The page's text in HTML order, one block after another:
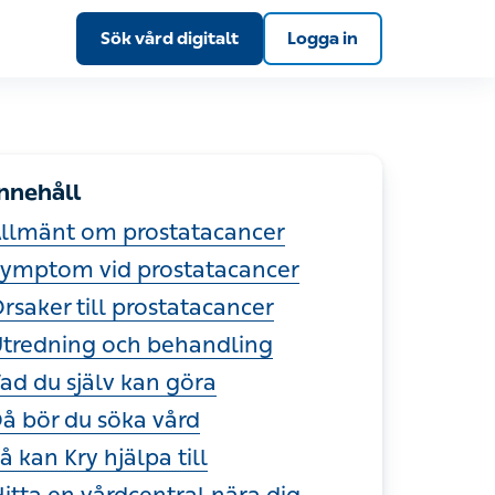
Sök vård digitalt Logga in
om prostatacancer
vid prostatacancer
till prostatacancer
och behandling
du själv kan göra
bör du söka vård